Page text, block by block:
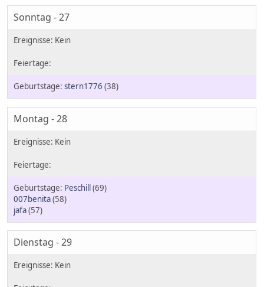
Sonntag - 27
stern1776 (38)
Montag - 28
Peschill(69)
007benita(58)
jafa(57)
Dienstag - 29